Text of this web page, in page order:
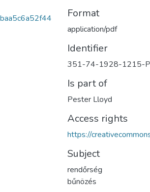
Format
application/pdf
Identifier
351-74-1928-1215-
Is part of
Pester Lloyd
Access rights
https://
Subject
rendőrség
bűnözés